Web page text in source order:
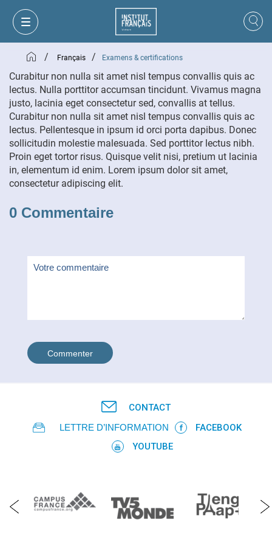
/ Français / Examens & certifications
Curabitur non nulla sit amet nisl tempus convallis quis ac
lectus. Nulla porttitor accumsan tincidunt. Vivamus magna
justo, lacinia eget consectetur sed, convallis at tellus.
Curabitur non nulla sit amet nisl tempus convallis quis ac
lectus. Pellentesque in ipsum id orci porta dapibus. Donec
sollicitudin molestie malesuada. Sed porttitor lectus nibh.
Proin eget tortor risus. Quisque velit nisi, pretium ut lacinia
in, elementum id enim. Lorem ipsum dolor sit amet,
consectetur adipiscing elit.
0 Commentaire
CONTACT
LETTRE D’INFORMATION
FACEBOOK
YOUTUBE